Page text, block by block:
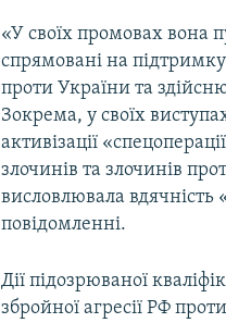
«У своїх промовах вона
спрямовані на
проти України та
Зокрема, у своїх
активізації
злочинів та злочинів
висловлювала
повідомленні.
Дії підозрюваної
збройної агресії РФ